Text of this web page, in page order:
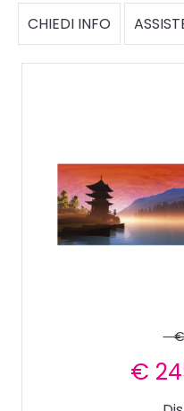
CHIEDI INFO
€
€